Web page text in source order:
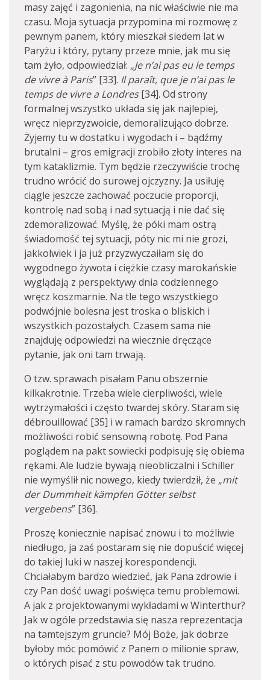
masy zajęć i zagonienia, na nic właściwie nie ma
czasu. Moja sytuacja przypomina mi rozmowę z
pewnym panem, który mieszkał siedem lat w
Paryżu i który, pytany przeze mnie, jak mu się
tam żyło, odpowiedział: „Je n’ai pas eu le temps
de vivre à Paris” [33]. Il paraît, que je n’ai pas le
temps de vivre a Londres[34]. Od strony
formalnej wszystko układa się jak najlepiej,
wręcz nieprzyzwoicie, demoralizująco dobrze.
Żyjemy tu w dostatku i wygodach i – bądźmy
brutalni – gros emigracji zrobiło złoty interes na
tym kataklizmie. Tym będzie rzeczywiście trochę
trudno wrócić do surowej ojczyzny. Ja usiłuję
ciągle jeszcze zachować poczucie proporcji,
kontrolę nad sobą i nad sytuacją i nie dać się
zdemoralizować. Myślę, że póki mam ostrą
świadomość tej sytuacji, póty nic mi nie grozi,
jakkolwiek i ja już przyzwyczaiłam się do
wygodnego żywota i ciężkie czasy marokańskie
wyglądają z perspektywy dnia codziennego
wręcz koszmarnie. Na tle tego wszystkiego
podwójnie bolesna jest troska o bliskich i
wszystkich pozostałych. Czasem sama nie
znajduję odpowiedzi na wiecznie dręczące
pytanie, jak oni tam trwają.
O tzw. sprawach pisałam Panu obszernie
kilkakrotnie. Trzeba wiele cierpliwości, wiele
wytrzymałości i często twardej skóry. Staram się
débrouillować [35] i w ramach bardzo skromnych
możliwości robić sensowną robotę. Pod Pana
poglądem na pakt sowiecki podpisuję się obiema
rękami. Ale ludzie bywają nieobliczalni i Schiller
nie wymyślił nic nowego, kiedy twierdził, że „mit
der Dummheit kämpfen Götter selbst
vergebens” [36].
Proszę koniecznie napisać znowu i to możliwie
niedługo, ja zaś postaram się nie dopuścić więcej
do takiej luki w naszej korespondencji.
Chciałabym bardzo wiedzieć, jak Pana zdrowie i
czy Pan dość uwagi poświęca temu problemowi.
A jak z projektowanymi wykładami w Winterthur?
Jak w ogóle przedstawia się nasza reprezentacja
na tamtejszym gruncie? Mój Boże, jak dobrze
byłoby móc pomówić z Panem o milionie spraw,
o których pisać z stu powodów tak trudno.